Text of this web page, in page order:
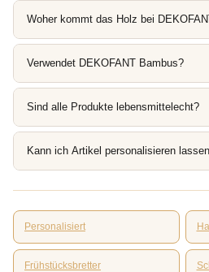
Woher kommt das Holz bei
Verwendet DEKOFANT Bambus?
Sind alle Produkte lebensmittelecht?
Kann ich Artikel personalisieren
Personalisiert
Frühstücksbretter